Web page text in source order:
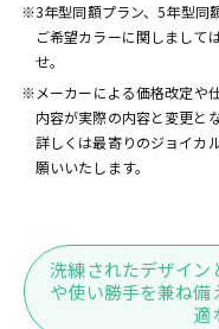
※3年型同額プラン、5年型同
ご希望カラーに関しまして
せ。
※メーカーによる価格改定や
内容が実際の内容と変更と
詳しくは最寄りのジョイカ
願いいたします。
洗練されたデザイン
や使い勝手を兼ね
適